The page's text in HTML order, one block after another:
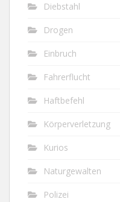
Diebstahl
Drogen
Einbruch
Fahrerflucht
Haftbefehl
Körperverletzung
Kurios
Naturgewalten
Polizei